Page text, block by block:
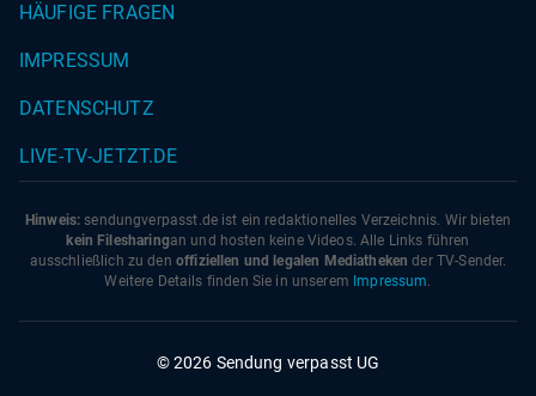
HÄUFIGE FRAGEN
IMPRESSUM
DATENSCHUTZ
LIVE-TV-JETZT.DE
Hinweis: sendungverpasst.de ist ein redaktionelles Verzeichnis. Wir bieten
kein Filesharingan und hosten keine Videos. Alle Links führen
ausschließlich zu den offiziellen und legalen Mediatheken der TV-Sender.
Weitere Details finden Sie in unserem Impressum.
© 2026 Sendung verpasst UG